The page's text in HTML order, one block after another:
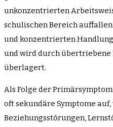
unkonzentrierten
schulischen Bereich
und konzentrierten
und wird durch
überlagert.
Als Folge der
oft sekundäre Symptome
Beziehungsstörungen,